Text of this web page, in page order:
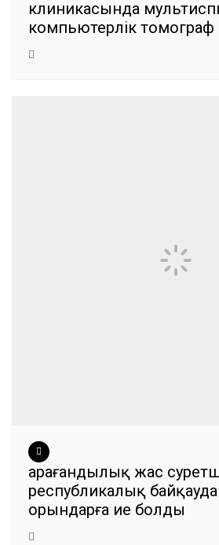
клиникасында
компьютерлік
Қарағандылық жас
республикалық
орындарға ие болды